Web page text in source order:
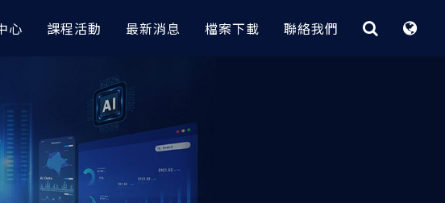
中心
HyperStudy
OptiStruct
Inspire
其他應用
性能之大數據分析
測退化性關節炎｜
配方最佳化設計｜
大功率變壓器電磁場分析 | Flux
無線電力傳輸設備電磁場分析 | Flux
電漿清洗機多孔板流量分析
心
工具展示 x 實務案例
無縫接軌
性分析轉換全攻略
轉換系統中，
【RI_Program】 技術重點與介紹
【 瑞其獨家 客製化程式 】
HyperMesh 二次開發卡關？
課程活動 最新消息 檔案下載 聯絡我們